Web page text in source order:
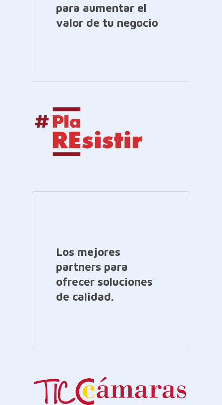
para aumentar el
valor de tu negocio
Los mejores
partners para
ofrecer soluciones
de calidad.